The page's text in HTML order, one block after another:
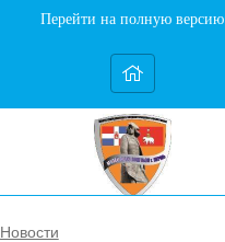
Перейти на полную версию
Новости